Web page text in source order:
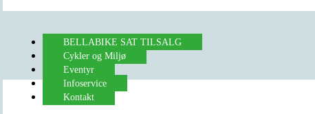
BELLABIKE SAT TILSALG
Cykler og Miljø
Eventyr
Infoservice
Kontakt